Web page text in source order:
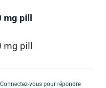
mg pill
mg pill
Connectez-vous pour répondre